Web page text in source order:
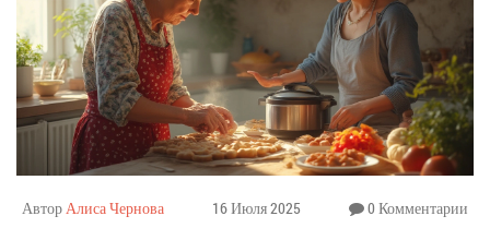
АвторАлиса Чернова 16 Июля 2025 0 Комментарии